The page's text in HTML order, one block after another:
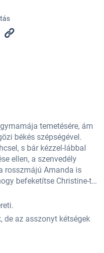
temetésére, ám
békés szépségével.
s bár kézzel-lábbal
ellen, a szenvedély
rosszmájú Amanda is
befeketítse Christine-t…
de az asszonyt kétségek